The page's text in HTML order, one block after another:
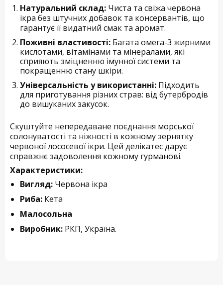
Натуральний склад: Чиста та свіжа червона
ікра без штучних добавок та консервантів, що
гарантує її видатний смак та аромат.
Поживні властивості: Багата омега-3 жирними
кислотами, вітамінами та мінералами, які
сприяють зміцненню імунної системи та
покращенню стану шкіри.
Універсальність у використанні: Підходить
для приготування різних страв: від бутербродів
до вишуканих закусок.
Скуштуйте непередаване поєднання морської
солонуватості та ніжності в кожному зернятку
червоної лососевої ікри. Цей делікатес дарує
справжнє задоволення кожному гурманові.
Характеристики:
Вигляд: Червона ікра
Риба: Кета
Малосольна
Виробник: РКП, Україна.